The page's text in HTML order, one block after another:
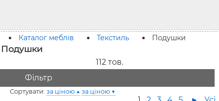
Каталог меблів Текстиль Подушки
Подушки
112 тов.
Фільтр
Сортувати: за ціною ▲ за ціною ▼